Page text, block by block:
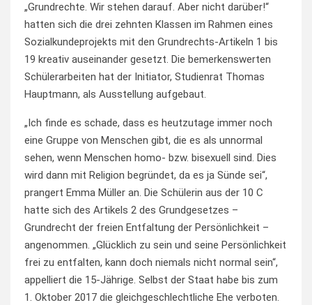
„Grundrechte. Wir stehen darauf. Aber nicht darüber!“
hatten sich die drei zehnten Klassen im Rahmen eines
Sozialkundeprojekts mit den Grundrechts-Artikeln 1 bis
19 kreativ auseinander gesetzt. Die bemerkenswerten
Schülerarbeiten hat der Initiator, Studienrat Thomas
Hauptmann, als Ausstellung aufgebaut.
„Ich finde es schade, dass es heutzutage immer noch
eine Gruppe von Menschen gibt, die es als unnormal
sehen, wenn Menschen homo- bzw. bisexuell sind. Dies
wird dann mit Religion begründet, da es ja Sünde sei“,
prangert Emma Müller an. Die Schülerin aus der 10 C
hatte sich des Artikels 2 des Grundgesetzes –
Grundrecht der freien Entfaltung der Persönlichkeit –
angenommen. „Glücklich zu sein und seine Persönlichkeit
frei zu entfalten, kann doch niemals nicht normal sein“,
appelliert die 15-Jährige. Selbst der Staat habe bis zum
1. Oktober 2017 die gleichgeschlechtliche Ehe verboten.